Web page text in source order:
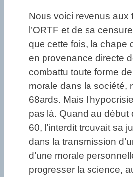
Nous voici revenus aux
l’ORTF et de sa
que cette fois, la chape
en provenance directe
combattu toute forme
morale dans la société,
68ards. Mais
pas là. Quand au début
60, l’interdit trouvait sa
dans la transmission
d’une morale
progresser la science,